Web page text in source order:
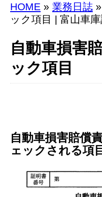
HOME » 業務日誌
ック項目 | 富山車
自動車損害
ック項目
自動車損害賠償
ェックされる項